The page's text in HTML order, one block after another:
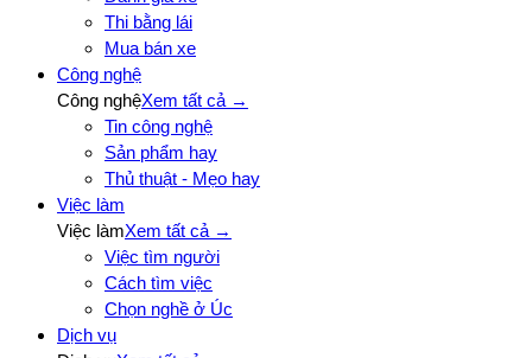
Thi bằng lái
Mua bán xe
Công nghệ
Công nghệXem tất cả →
Tin công nghệ
Sản phẩm hay
Thủ thuật - Mẹo hay
Việc làm
Việc làmXem tất cả →
Việc tìm người
Cách tìm việc
Chọn nghề ở Úc
Dịch vụ